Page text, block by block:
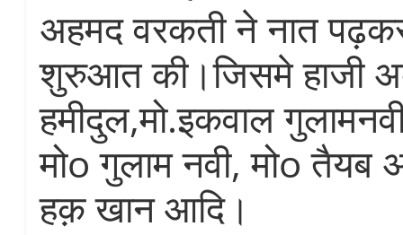
अहमद वरकती ने नात
शुरुआत की।जिसमे हाजी
हमीदुल,मो.इकवाल
मोo गुलाम नवी, मोo
हक़ खान आदि।